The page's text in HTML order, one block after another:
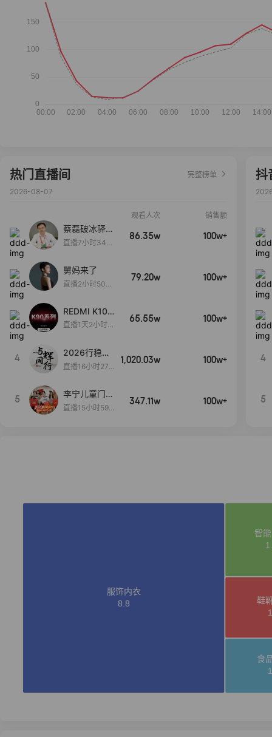
热门直播间
完整榜单
2026-08-07
观看人次 销售额
蔡磊破冰驿站
直播间好物分
直播7小时34分
86.35w 100w+
舅妈来了
直播2小时50分
79.20w 100w+
REDMI K100
Pro系列新品
启！
直播1天2小时5
65.55w 100w+
4
2026行稳致
远
直播16小时27
1,020.03w 100w+
5
李宁儿童门店
爆款赤兔8pr
直播15小时59
347.11w 100w+
抖
4
5